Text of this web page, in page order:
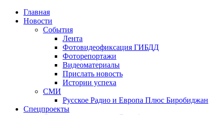
Главная
Новости
События
Лента
Фотовидеофиксация ГИБДД
Фоторепортажи
Видеоматериалы
Прислать новость
Истории успеха
СМИ
Русское Радио и Европа Плюс Биробиджан
Спецпроекты